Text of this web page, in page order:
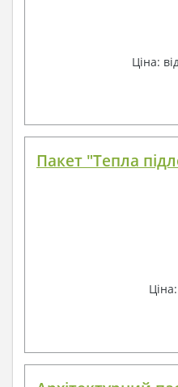
Ціна: від
Пакет "Тепла
Ціна: